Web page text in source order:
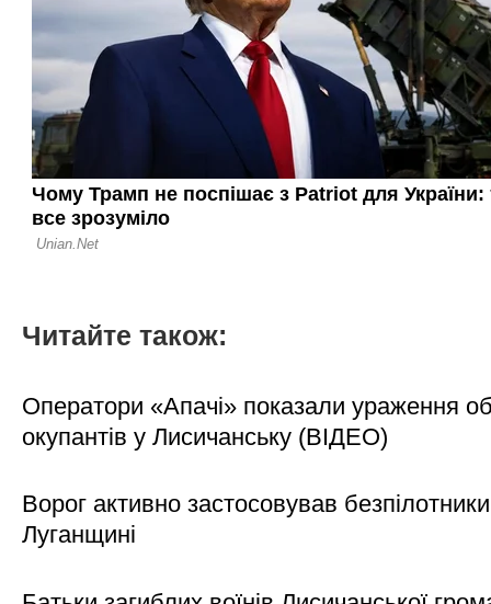
Читайте також:
Оператори «Апачі» показали ураження
окупантів у Лисичанську (ВІДЕО)
Ворог активно застосовував
Луганщині